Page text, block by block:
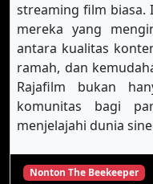
streaming film biasa.
mereka yang
antara kualitas
ramah, dan
Rajafilm bukan
komunitas bagi
menjelajahi dunia
Nonton The Beekeeper